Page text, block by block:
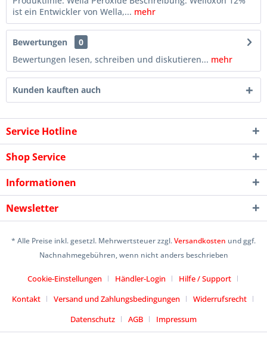
ist ein Entwickler von Wella,... mehr
Bewertungen
0
Bewertungen lesen, schreiben und diskutieren... mehr
Kunden kauften auch
Service Hotline
Shop Service
Informationen
Newsletter
* Alle Preise inkl. gesetzl. Mehrwertsteuer zzgl.Versandkosten und ggf.
Nachnahmegebühren, wenn nicht anders beschrieben
Cookie-Einstellungen Händler-Login
Hilfe / Support
Kontakt
Versand und Zahlungsbedingungen
Widerrufsrecht
Datenschutz
AGB Impressum
Designed byicommercetime